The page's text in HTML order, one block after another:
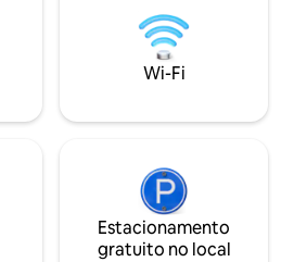
4 noites.
ocasiões
casamento e luas
para curtir
Wi-Fi
Estacionamento
gratuito no local